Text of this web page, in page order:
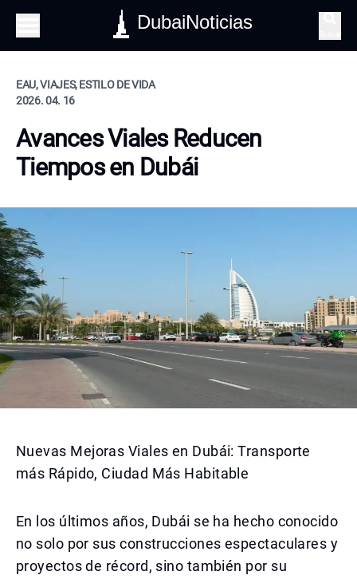
DubaiNoticias
EAU, VIAJES, ESTILO DE VIDA
2026. 04. 16
Avances Viales Reducen
Tiempos en Dubái
Nuevas Mejoras Viales en Dubái: Transporte
más Rápido, Ciudad Más Habitable
En los últimos años, Dubái se ha hecho conocido
no solo por sus construcciones espectaculares y
proyectos de récord, sino también por su